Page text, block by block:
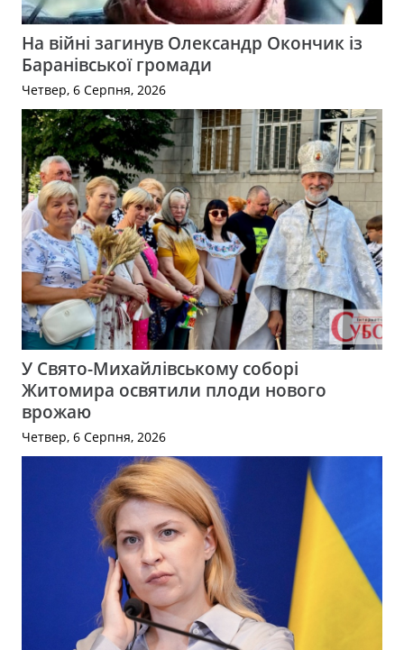
На війні загинув Олександр Окончик із
Баранівської громади
Четвер, 6 Серпня, 2026
У Свято-Михайлівському соборі
Житомира освятили плоди нового
врожаю
Четвер, 6 Серпня, 2026